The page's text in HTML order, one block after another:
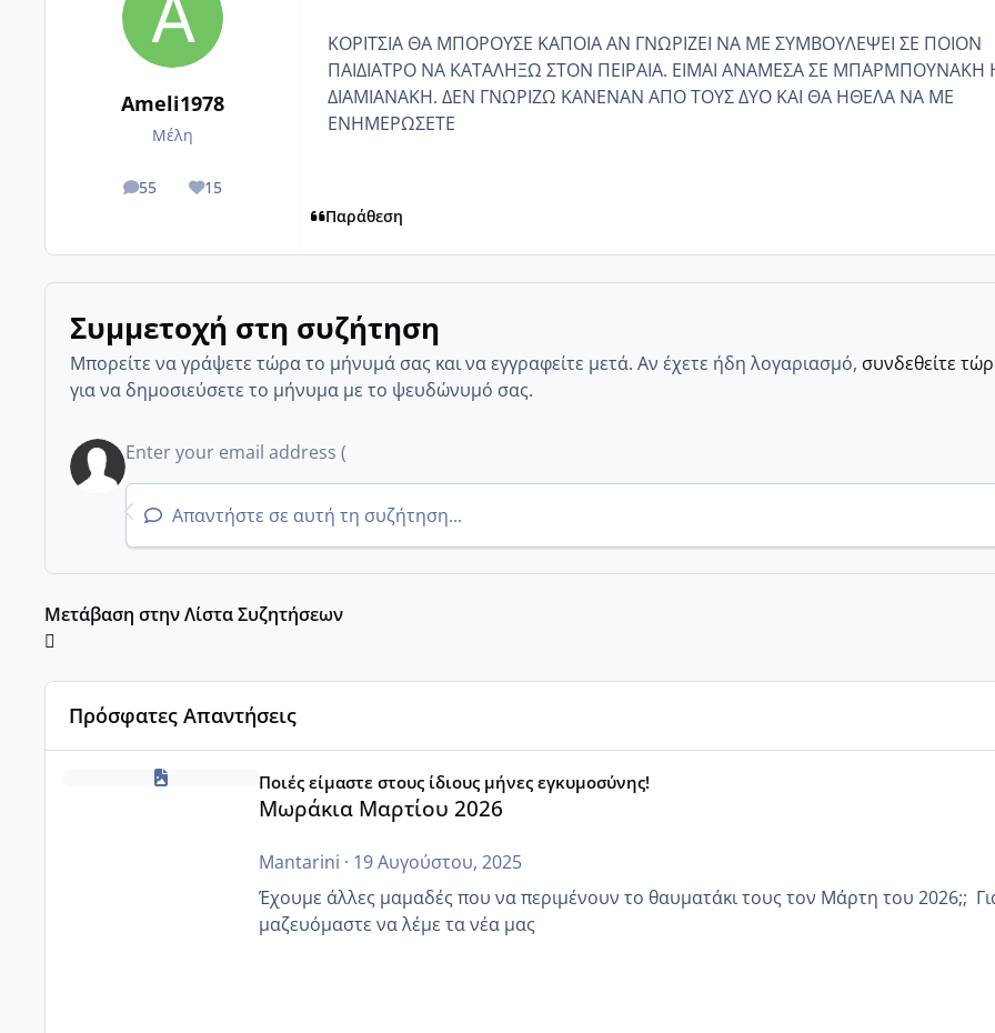
Ameli1978
Μέλη
55
posts 15
Reputation
ΚΟΡΙΤΣΙΑ ΘΑ ΜΠΟΡΟΥΣΕ ΚΑΠΟΙΑ ΑΝ ΓΝΩΡΙΖΕΙ ΝΑ ΜΕ ΣΥΜΒΟΥΛΕΨΕΙ ΣΕ ΠΟΙΟΝ
ΠΑΙΔΙΑΤΡΟ ΝΑ ΚΑΤΑΛΗΞΩ ΣΤΟΝ ΠΕΙΡΑΙΑ. ΕΙΜΑΙ ΑΝΑΜΕΣΑ ΣΕ ΜΠΑΡΜΠΟΥΝΑΚΗ
ΔΙΑΜΙΑΝΑΚΗ. ΔΕΝ ΓΝΩΡΙΖΩ ΚΑΝΕΝΑΝ ΑΠΟ ΤΟΥΣ ΔΥΟ ΚΑΙ ΘΑ ΗΘΕΛΑ ΝΑ ΜΕ
ΕΝΗΜΕΡΩΣΕΤΕ
Παράθεση
Συμμετοχή στη συζήτηση
Μπορείτε να γράψετε τώρα το μήνυμά σας και να εγγραφείτε μετά. Αν έχετε ήδη λογαριασμό, συνδεθείτε
για να δημοσιεύσετε το μήνυμα με το ψευδώνυμό σας.
Απαντήστε σε αυτή τη συζήτηση...
Μετάβαση στην Λίστα Συζητήσεων
Πρόσφατες Απαντήσεις
Μωράκια Μαρτίου 2026
Ποιές είμαστε στους ίδιους μήνες εγκυμοσύνης!
Μωράκια Μαρτίου 2026
Mantarini · 19 Αυγούστου, 2025
Έχουμε άλλες μαμαδές που να περιμένουν το θαυματάκι τους τον Μάρτη του 2026;; Για να
μαζευόμαστε να λέμε τα νέα μας